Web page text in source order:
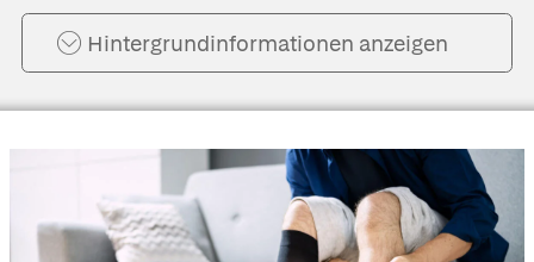
Hintergrund­informationen anzeigen